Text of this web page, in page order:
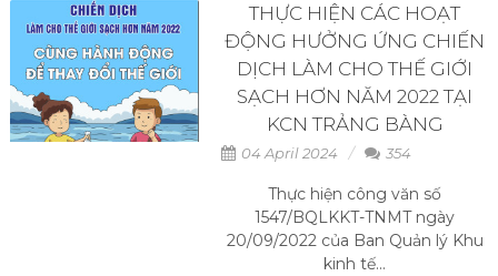
THỰC HIỆN CÁC HOẠT
ĐỘNG HƯỞNG ỨNG CHIẾN
DỊCH LÀM CHO THẾ GIỚI
SẠCH HƠN NĂM 2022 TẠI
KCN TRẢNG BÀNG
04 April 2024 354
Thực hiện công văn số
1547/BQLKKT-TNMT ngày
20/09/2022 của Ban Quản lý Khu
kinh tế...